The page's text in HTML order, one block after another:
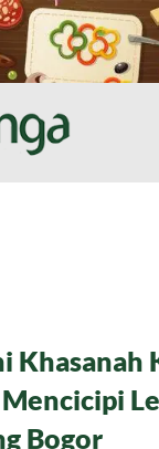
Khasanah
Bogor